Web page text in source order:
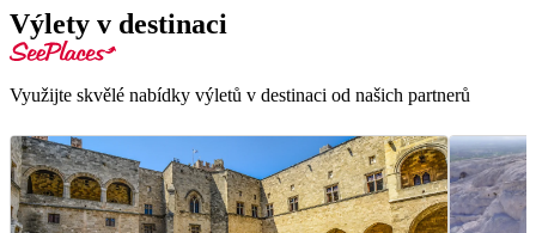
Výlety v destinaci
Využijte skvělé nabídky výletů v destinaci od našich partnerů